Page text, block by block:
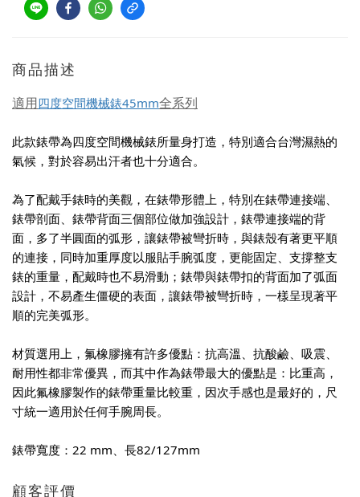
商品描述
適用四度空間機械錶45mm全系列
此款錶帶為四度空間機械錶所量身打造，特別適合台灣濕熱的
氣候，對於容易出汗者也十分適合。
為了配戴手錶時的美觀，在錶帶形體上，特別在錶帶連接端、
錶帶剖面、錶帶背面三個部位做加強設計，錶帶連接端的背
面，多了半圓面的弧形，讓錶帶被彎折時，與錶殼有著更平順
的連接，同時加重厚度以服貼手腕弧度，更能固定、支撐整支
錶的重量，配戴時也不易滑動；錶帶與錶帶扣的背面加了弧面
設計，不易產生僵硬的表面，讓錶帶被彎折時，一樣呈現著平
順的完美弧形。
材質選用上，氟橡膠擁有許多優點：抗高溫、抗酸鹼、吸震、
耐用性都非常優異，而其中作為錶帶最大的優點是：比重高，
因此氟橡膠製作的錶帶重量比較重，因次手感也是最好的，尺
寸統一適用於任何手腕周長。
錶帶寬度：22 mm、長82/127mm
顧客評價